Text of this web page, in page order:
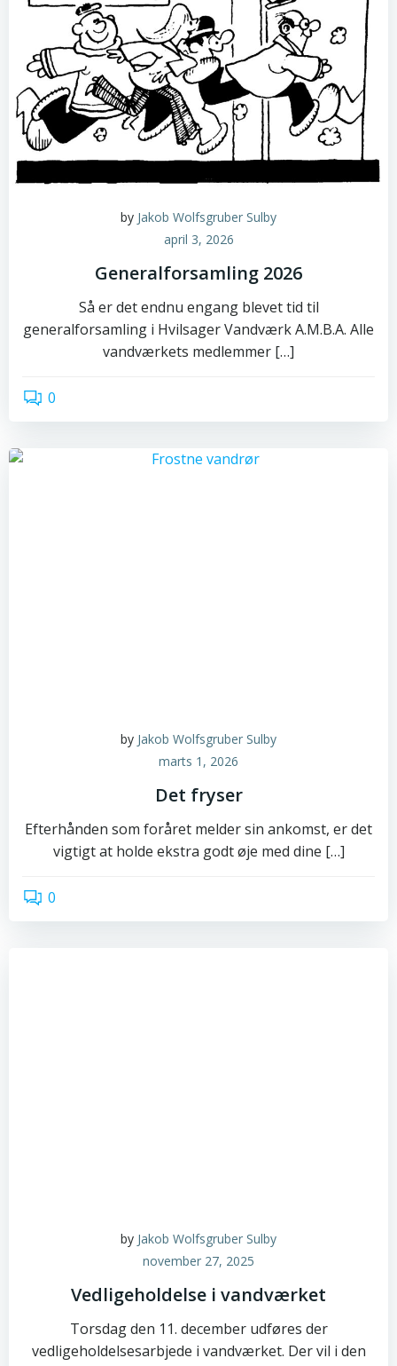
by Jakob Wolfsgruber Sulby
april 3, 2026
Generalforsamling 2026
Så er det endnu engang blevet tid til
generalforsamling i Hvilsager Vandværk A.M.B.A. Alle
vandværkets medlemmer […]
0
by Jakob Wolfsgruber Sulby
marts 1, 2026
Det fryser
Efterhånden som foråret melder sin ankomst, er det
vigtigt at holde ekstra godt øje med dine […]
0
by Jakob Wolfsgruber Sulby
november 27, 2025
Vedligeholdelse i vandværket
Torsdag den 11. december udføres der
vedligeholdelsesarbjede i vandværket. Der vil i den